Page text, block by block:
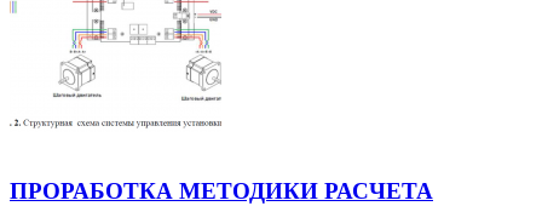
ПРОРАБОТКА МЕТОДИКИ РАСЧЕТА